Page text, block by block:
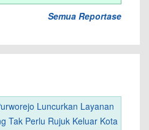
Semua Reportase
Luncurkan Layanan
Tak Perlu Rujuk Keluar Kota